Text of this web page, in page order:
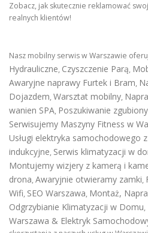
Zobacz, jak skutecznie reklamować
realnych klientów!
Nasz mobilny serwis w Warszawie
Hydrauliczne, Czyszczenie Parą,
Awaryjne naprawy Furtek i Bram,
Dojazdem, Warsztat mobilny,
wanien SPA, Poszukiwanie
Serwisujemy Maszyny Fitness w
Usługi elektryka samochodowego
indukcyjne, Serwis klimatyzacji w
Montujemy wizjery z kamerą i
drona, Awaryjnie otwieramy zamki,
Wifi, SEO Warszawa, Montaż,
Odgrzybianie Klimatyzacji w Domu,
Warszawa & Elektryk